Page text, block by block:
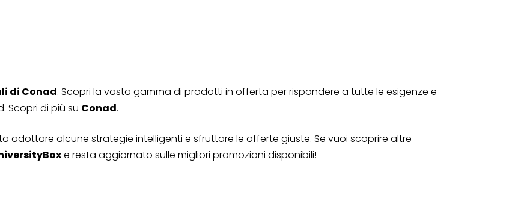
di Conad. Scopri la vasta gamma di prodotti in offerta per rispondere a tutte le esigenze e
Scopri di più su Conad.
adottare alcune strategie intelligenti e sfruttare le offerte giuste. Se vuoi scoprire altre
e resta aggiornato sulle migliori promozioni disponibili!